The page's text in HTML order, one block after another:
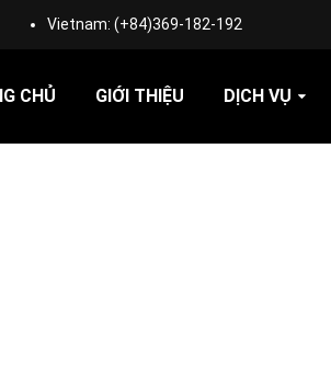
Vietnam: (+84)369-182-192
CHỦ GIỚI THIỆU DỊCH VỤ